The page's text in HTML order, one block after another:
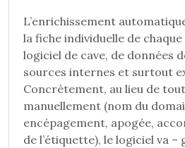
L’enrichissement
la fiche individuelle de
logiciel de cave, de données
sources internes et surtout
Concrètement, au lieu de
manuellement (nom du
encépagement, apogée,
de l’étiquette), le logiciel va –